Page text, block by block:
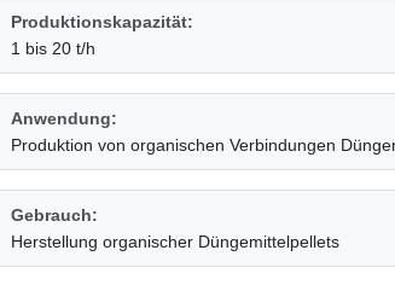
Produktionskapazität:
1 bis 20 t/h
Anwendung:
Produktion von organischen Verbindungen
Gebrauch:
Herstellung organischer Düngemittelpellets